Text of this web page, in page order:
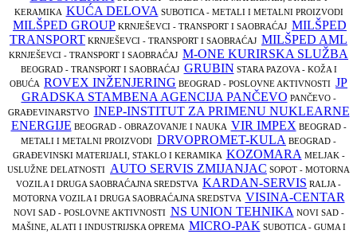
KERAMIKA KUĆA DELOVA SUBOTICA - METALI I METALNI PROIZVODI
MILŠPED GROUP KRNJEŠEVCI - TRANSPORT I SAOBRAĆAJ MILŠPED
TRANSPORT KRNJEŠEVCI - TRANSPORT I SAOBRAĆAJ MILŠPED AML
KRNJEŠEVCI - TRANSPORT I SAOBRAĆAJ M-ONE KURIRSKA SLUŽBA
BEOGRAD - TRANSPORT I SAOBRAĆAJ GRUBIN STARA PAZOVA - KOŽA I
OBUĆA ROVEX INŽENJERING BEOGRAD - POSLOVNE AKTIVNOSTI JP
GRADSKA STAMBENA AGENCIJA PANČEVO PANČEVO -
GRAĐEVINARSTVO INEP-INSTITUT ZA PRIMENU NUKLEARNE
ENERGIJE BEOGRAD - OBRAZOVANJE I NAUKA VIR IMPEX BEOGRAD -
METALI I METALNI PROIZVODI DRVOPROMET-KULA BEOGRAD -
GRAĐEVINSKI MATERIJALI, STAKLO I KERAMIKA KOZOMARA MELJAK -
USLUŽNE DELATNOSTI AUTO SERVIS ZMIJANJAC SOPOT - MOTORNA
VOZILA I DRUGA SAOBRAĆAJNA SREDSTVA KARDAN-SERVIS RALJA -
MOTORNA VOZILA I DRUGA SAOBRAĆAJNA SREDSTVA VISINA-CENTAR
NOVI SAD - POSLOVNE AKTIVNOSTI NS UNION TEHNIKA NOVI SAD -
MAŠINE, ALATI I INDUSTRIJSKA OPREMA MICRO-PAK SUBOTICA - GUMA I